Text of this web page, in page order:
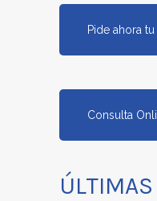
Pide ahora
Consulta